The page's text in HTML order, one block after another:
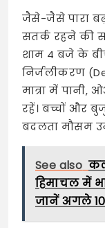
जैसे-जैसे पारा बढ़
सतर्क रहने की
शाम 4 बजे के
निर्जलीकरण
मात्रा में
रहें। बच्चों और
बदलता मौसम
See also
हिमाचल में
जानें अगले